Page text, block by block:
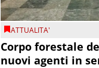
ATTUALITA'
Corpo forestale
nuovi agenti in